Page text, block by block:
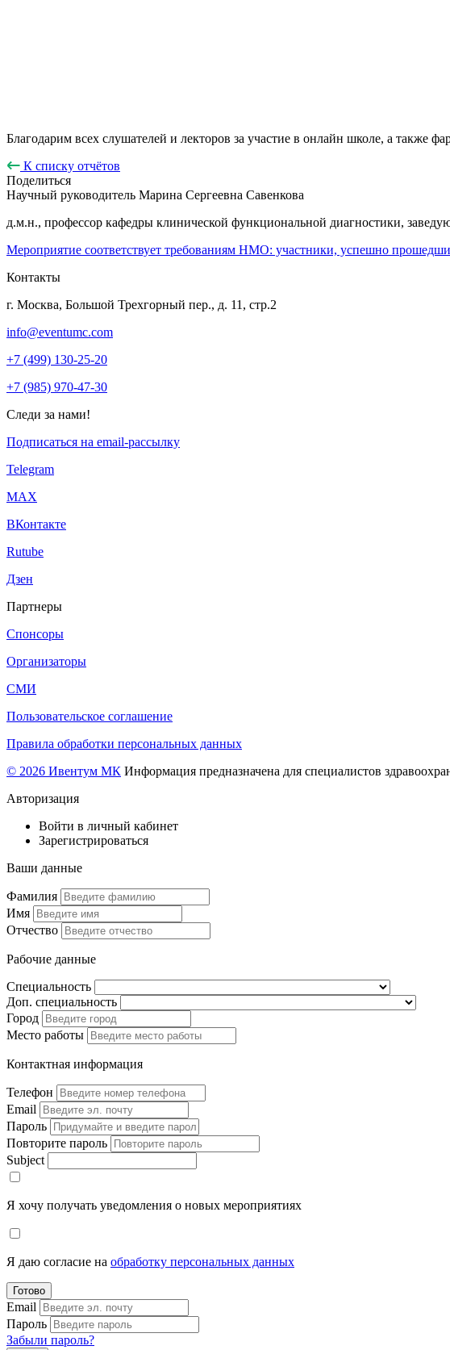
Благодарим всех слушателей и лекторов за участие в онлайн школе, а также
К списку отчётов
Поделиться
Научный руководитель Марина Сергеевна Савенкова
д.м.н., профессор кафедры клинической функциональной диагностики,
Мероприятие соответствует требованиям НМО: участники, успешно
Контакты
г. Москва, Большой Трехгорный пер., д. 11, стр.2
info@eventumc.com
+7 (499) 130-25-20
+7 (985) 970-47-30
Следи за нами!
Подписаться на email-рассылку
Telegram
МАХ
ВКонтакте
Rutube
Дзен
Партнеры
Спонсоры
Организаторы
СМИ
Пользовательское соглашение
Правила обработки персональных данных
© 2026 Ивентум МК Информация предназначена для специалистов
Авторизация
Войти в личный кабинет
Зарегистрироваться
Ваши данные
Фамилия
Имя
Отчество
Рабочие данные
Специальность
Доп. специальность
Город
Место работы
Контактная информация
Телефон
Email
Пароль
Повторите пароль
Subject
Я хочу получать уведомления о новых мероприятиях
Я даю согласие на обработку персональных данных
Готово
Email
Пароль
Забыли пароль?